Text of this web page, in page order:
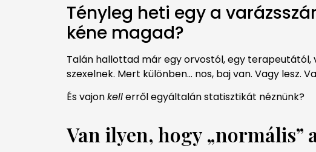
Tényleg heti egy a
kéne magad?
Talán hallottad már egy orvostól, egy
szexelnek. Mert különben… nos, baj van. Vagy lesz.
És vajonkellerről egyáltalán statisztikát néznünk?
Van ilyen, hogy „normális”